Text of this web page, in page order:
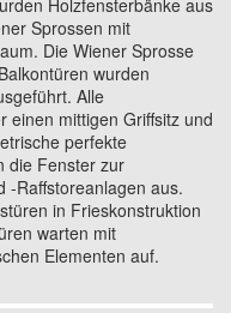
Sprossen mit
Die Wiener Sprosse
wurden
Alle
einen mittigen Griffsitz und
perfekte
die Fenster zur
-Raffstoreanlagen aus.
in Frieskonstruktion
warten mit
Elementen auf.